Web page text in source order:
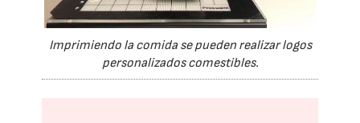
Imprimiendo la comida se pueden realizar logos
personalizados comestibles.